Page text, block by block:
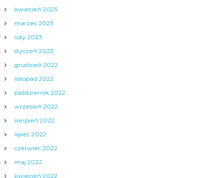
kwiecień 2023
marzec 2023
luty 2023
styczeń 2023
grudzień 2022
listopad 2022
październik 2022
wrzesień 2022
sierpień 2022
lipiec 2022
czerwiec 2022
maj 2022
kwiecień 2022